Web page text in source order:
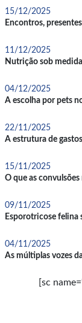
15/12/2025
Encontros,
11/12/2025
Nutrição sob
04/12/2025
A escolha por pets
22/11/2025
A estrutura de
15/11/2025
O que as convulsões
09/11/2025
Esporotricose felina
04/11/2025
As múltiplas vozes
[sc